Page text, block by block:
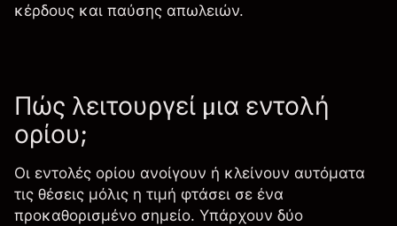
κέρδους και παύσης απωλειών.
Πώς λειτουργεί μια εντολή
ορίου;
Οι εντολές ορίου ανοίγουν ή κλείνουν αυτόματα
τις θέσεις μόλις η τιμή φτάσει σε ένα
προκαθορισμένο σημείο. Υπάρχουν δύο